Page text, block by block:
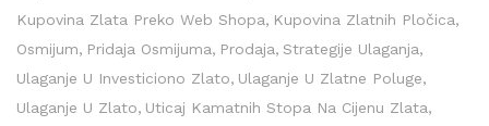
Kupovina Zlata Preko Web Shopa
Kupovina Zlatnih Pločica
Osmijum
Pridaja Osmijuma Prodaja Strategije Ulaganja
Ulaganje U Investiciono Zlato Ulaganje U Zlatne Poluge
Ulaganje U Zlato Uticaj Kamatnih Stopa Na Cijenu Zlata